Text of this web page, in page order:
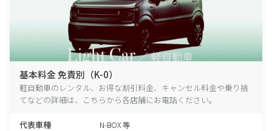
基本料金 免責別（K-0）
軽自動車のレンタル、お得な割引料金、キャンセル料金や乗り捨
てなどの詳細は、こちらから各店舗にお電話ください。
代表車種 N-BOX 等